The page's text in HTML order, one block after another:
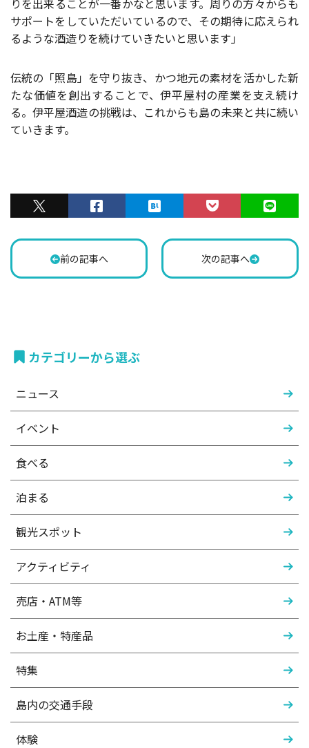
りを出来ることが一番かなと思います。周りの方々からも
サポートをしていただいているので、その期待に応えられ
るような酒造りを続けていきたいと思います」
伝統の「照島」を守り抜き、かつ地元の素材を活かした新
たな価値を創出することで、伊平屋村の産業を支え続け
る。伊平屋酒造の挑戦は、これからも島の未来と共に続い
ていきます。
前の記事へ 次の記事へ
カテゴリーから選ぶ
ニュース
イベント
食べる
泊まる
観光スポット
アクティビティ
売店・ATM等
お土産・特産品
特集
島内の交通手段
体験